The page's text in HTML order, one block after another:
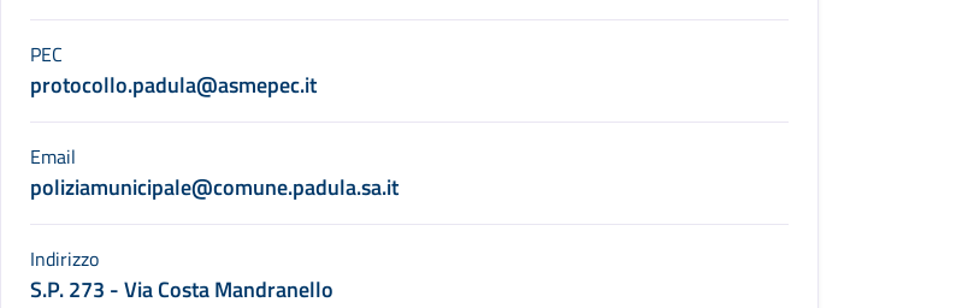
PEC
protocollo.padula@asmepec.it
Email
poliziamunicipale@comune.padula.sa.it
Indirizzo
S.P. 273 - Via Costa Mandranello